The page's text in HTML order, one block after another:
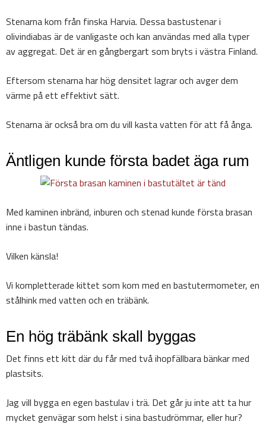
Stenarna kom från finska Harvia. Dessa bastustenar i
olivindiabas är de vanligaste och kan användas med alla typer
av aggregat. Det är en gångbergart som bryts i västra Finland.
Eftersom stenarna har hög densitet lagrar och avger dem
värme på ett effektivt sätt.
Stenarna är också bra om du vill kasta vatten för att få ånga.
Äntligen kunde första badet äga rum
Med kaminen inbränd, inburen och stenad kunde första brasan
inne i bastun tändas.
Vilken känsla!
Vi kompletterade kittet som kom med en bastutermometer, en
stålhink med vatten och en träbänk.
En hög träbänk skall byggas
Det finns ett kitt där du får med två ihopfällbara bänkar med
plastsits.
Jag vill bygga en egen bastulav i trä. Det går ju inte att ta hur
mycket genvägar som helst i sina bastudrömmar, eller hur?